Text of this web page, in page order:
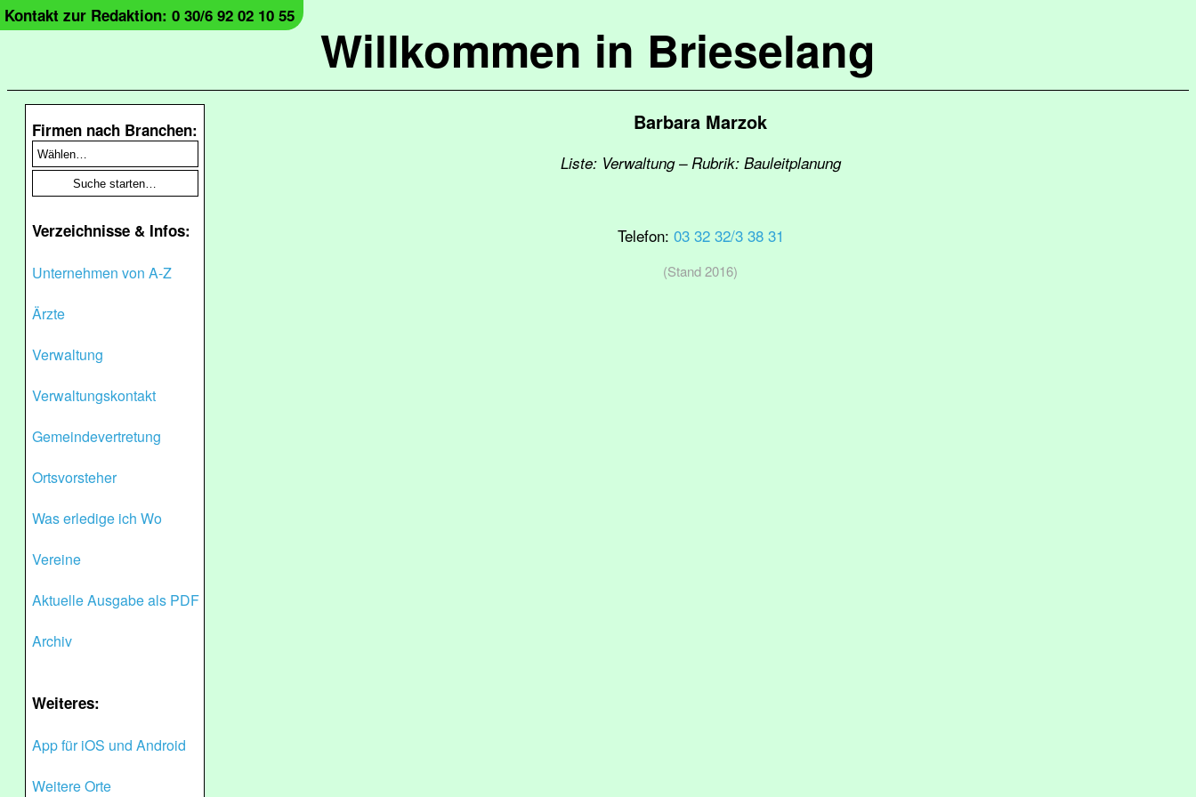
Willkommen in Brieselang
Kontakt zur Redaktion: 0 30/6 92 02 10 55
Firmen nach Branchen:
Verzeichnisse & Infos:
Unternehmen von A-Z
Ärzte
Verwaltung
Verwaltungskontakt
Gemeindevertretung
Ortsvorsteher
Was erledige ich Wo
Vereine
Aktuelle Ausgabe als PDF
Archiv
Weiteres:
App für iOS und Android
Weitere Orte
Barbara Marzok
Liste: Verwaltung – Rubrik: Bauleitplanung
Telefon: 03 32 32/3 38 31
(Stand 2016)